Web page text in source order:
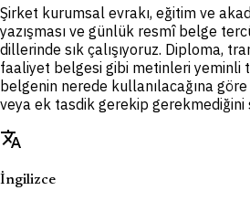
Şirket kurumsal evrakı, eğitim ve
yazışması ve günlük resmî belge
dillerinde sık çalışıyoruz. Diploma,
faaliyet belgesi gibi metinleri yeminli
belgenin nerede kullanılacağına
veya ek tasdik gerekip gerekmediğini
translate
İngilizce